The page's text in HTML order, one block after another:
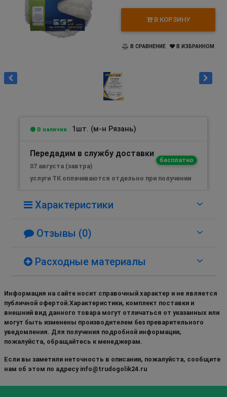
В КОРЗИНУ
В СРАВНЕНИЕ В ИЗБРАННОМ
В наличии 1шт. (м-н Рязань)
Передадим в службу доставки
бесплатно
07 августа (завтра)
услуги ТК оплачиваются отдельно при получении
Характеристики
Отзывы (0)
Расходные материалы
Информация на сайте носит справочный характер и не является
публичной офертой.Характеристики, комплект поставки и
внешний вид данного товара могут отличаться от указанных или
могут быть изменены производителем без преварительного
уведомления. Для получения подробной информации,
пожалуйста, обращайтесь к менеджерам.
Если вы заметили неточность в описании, пожалуйста, сообщите
нам об этом по адресу info@trudogolik24.ru